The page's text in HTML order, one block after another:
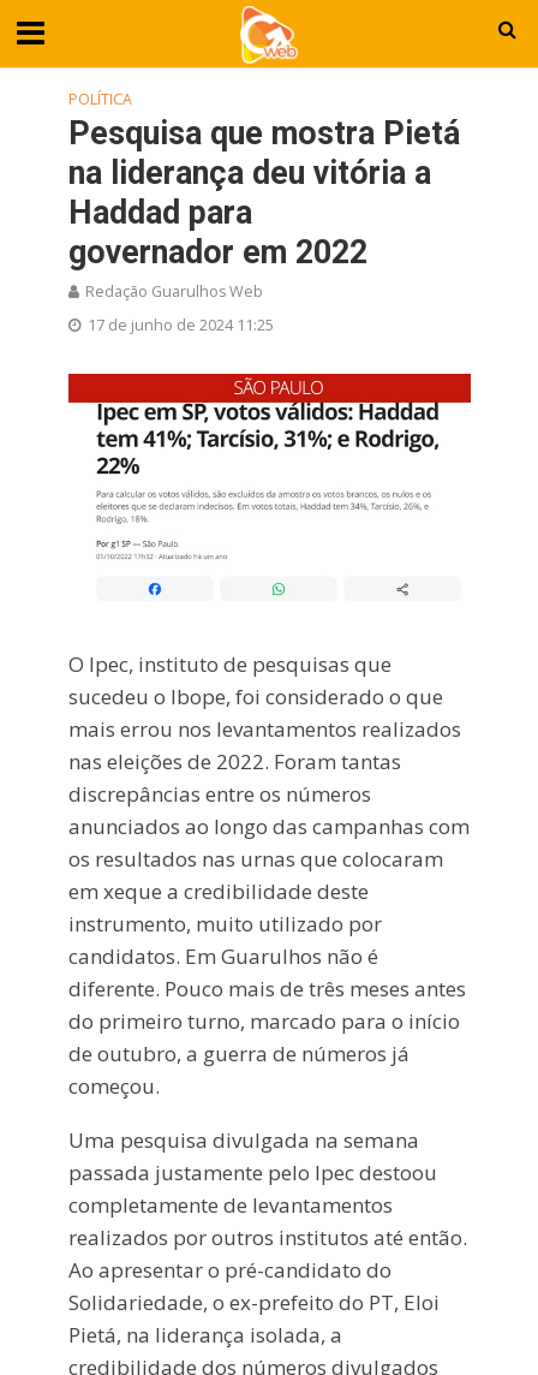
POLÍTICA
Pesquisa que mostra Pietá
na liderança deu vitória a
Haddad para
governador em 2022
Redação Guarulhos Web
17 de junho de 2024 11:25
O Ipec, instituto de pesquisas que
sucedeu o Ibope, foi considerado o que
mais errou nos levantamentos realizados
nas eleições de 2022. Foram tantas
discrepâncias entre os números
anunciados ao longo das campanhas com
os resultados nas urnas que colocaram
em xeque a credibilidade deste
instrumento, muito utilizado por
candidatos. Em Guarulhos não é
diferente. Pouco mais de três meses antes
do primeiro turno, marcado para o início
de outubro, a guerra de números já
começou.
Uma pesquisa divulgada na semana
passada justamente pelo Ipec destoou
completamente de levantamentos
realizados por outros institutos até então.
Ao apresentar o pré-candidato do
Solidariedade, o ex-prefeito do PT, Eloi
Pietá, na liderança isolada, a
credibilidade dos números divulgados